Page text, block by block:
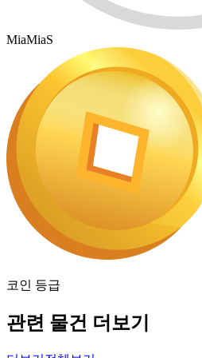
MiaMiaS
코인 등급
관련 물건 더보기